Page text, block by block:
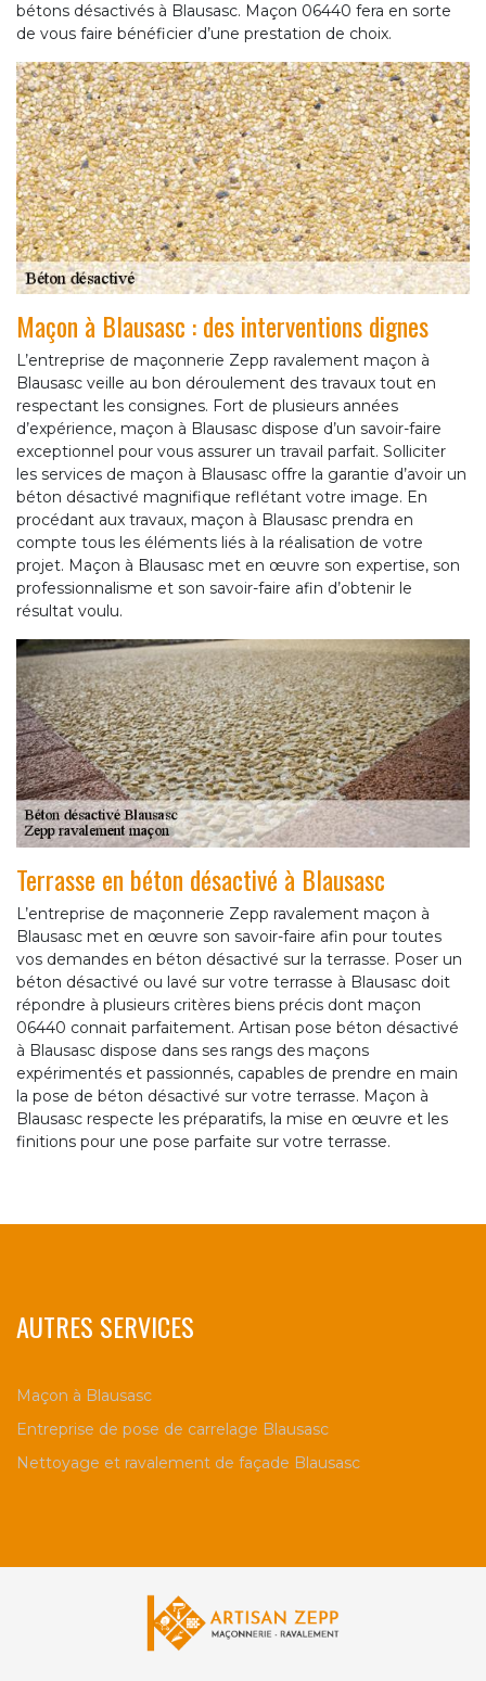
bétons désactivés à Blausasc. Maçon 06440 fera en sorte
de vous faire bénéficier d’une prestation de choix.
Maçon à Blausasc : des interventions dignes
L’entreprise de maçonnerie Zepp ravalement maçon à
Blausasc veille au bon déroulement des travaux tout en
respectant les consignes. Fort de plusieurs années
d’expérience, maçon à Blausasc dispose d’un savoir-faire
exceptionnel pour vous assurer un travail parfait. Solliciter
les services de maçon à Blausasc offre la garantie d’avoir un
béton désactivé magnifique reflétant votre image. En
procédant aux travaux, maçon à Blausasc prendra en
compte tous les éléments liés à la réalisation de votre
projet. Maçon à Blausasc met en œuvre son expertise, son
professionnalisme et son savoir-faire afin d’obtenir le
résultat voulu.
Terrasse en béton désactivé à Blausasc
L’entreprise de maçonnerie Zepp ravalement maçon à
Blausasc met en œuvre son savoir-faire afin pour toutes
vos demandes en béton désactivé sur la terrasse. Poser un
béton désactivé ou lavé sur votre terrasse à Blausasc doit
répondre à plusieurs critères biens précis dont maçon
06440 connait parfaitement. Artisan pose béton désactivé
à Blausasc dispose dans ses rangs des maçons
expérimentés et passionnés, capables de prendre en main
la pose de béton désactivé sur votre terrasse. Maçon à
Blausasc respecte les préparatifs, la mise en œuvre et les
finitions pour une pose parfaite sur votre terrasse.
AUTRES SERVICES
Maçon à Blausasc
Entreprise de pose de carrelage Blausasc
Nettoyage et ravalement de façade Blausasc